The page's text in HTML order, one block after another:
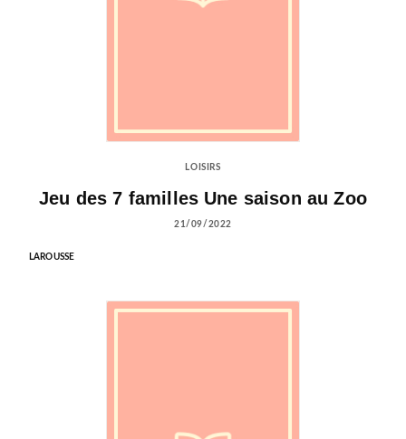
LOISIRS
Jeu des 7 familles Une saison au Zoo
21/09/2022
LAROUSSE